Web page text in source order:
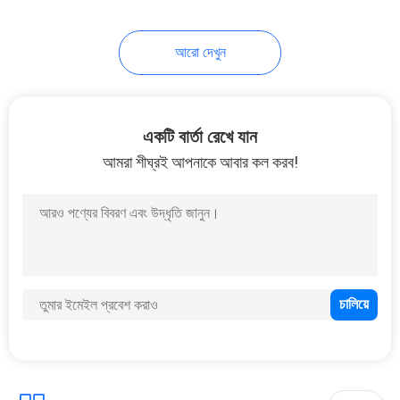
নিষ্পত্তিযোগ্য প্লাস্টিকের
আরো দেখুন
একটি বার্তা রেখে যান
আমরা শীঘ্রই আপনাকে আবার কল করব!